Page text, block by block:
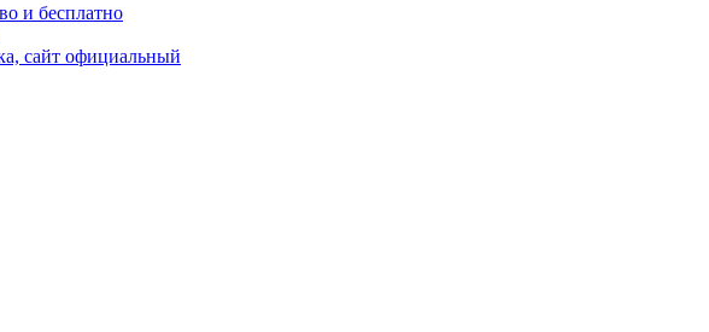
и бесплатно
сайт официальный